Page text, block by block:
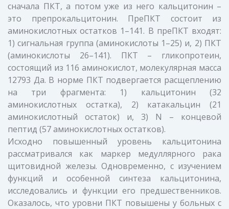
сначала ПКТ, а потом уже из него кальцитонин –
это препрокальцитонин. ПреПКТ состоит из
аминокислотных остатков 1–141. В преПКТ входят:
1) сигнальная группа (аминокислоты 1–25) и, 2) ПКТ
(аминокислоты 26–141). ПКТ – гликопротеин,
состоящий из 116 аминокислот, молекулярная масса
12793 Да. В норме ПКТ подвергается расщеплению
на три фрагмента: 1) кальцитонин (32
аминокислотных остатка), 2) катакальцин (21
аминокислотный остаток) и, 3) N – концевой
пептид (57 аминокислотных остатков).
Исходно повышенный уровень кальцитонина
рассматривался как маркер медуллярного рака
щитовидной железы. Одновременно, с изучением
функций и особенной синтеза кальцитонина,
исследовались и функции его предшественников.
Оказалось, что уровни ПКТ повышены у больных с